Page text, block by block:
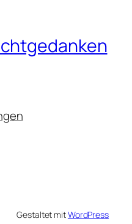
Gestaltet mitWordPress